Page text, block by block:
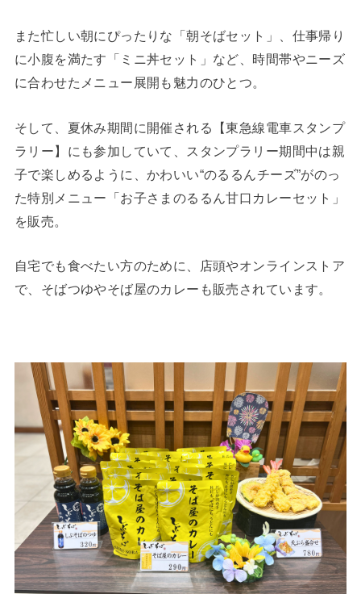
また忙しい朝にぴったりな「朝そばセット」、仕事帰り
に小腹を満たす「ミニ丼セット」など、時間帯やニーズ
に合わせたメニュー展開も魅力のひとつ。
そして、夏休み期間に開催される【東急線電車スタンプ
ラリー】にも参加していて、スタンプラリー期間中は親
子で楽しめるように、かわいい“のるるんチーズ”がのっ
た特別メニュー「お子さまのるるん甘口カレーセット」
を販売。
自宅でも食べたい方のために、店頭やオンラインストア
で、そばつゆやそば屋のカレーも販売されています。